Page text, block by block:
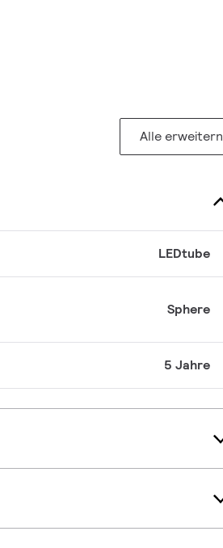
Alle erweitern
LEDtube
Sphere
5 Jahre